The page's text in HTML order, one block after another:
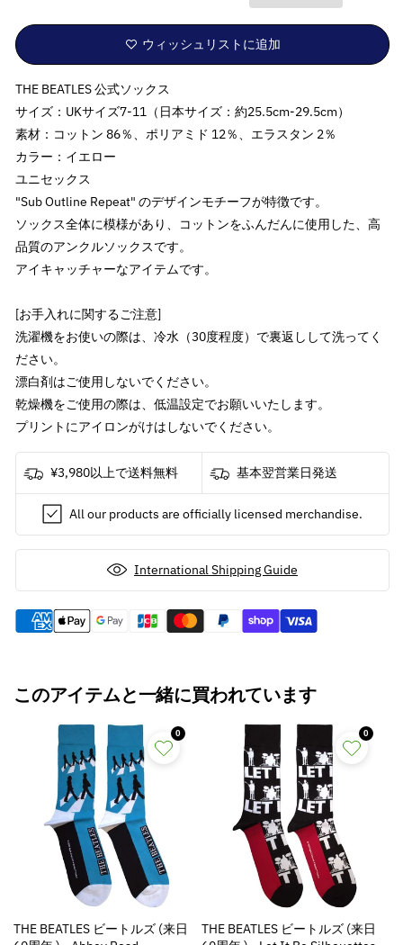
ル
(来
日
60
周
年
)
Sub
Outline
Repeat
/
ッ
ク
ス
/
メ
ン
ズ
の
数
量
を
す
ル
(来
日
60
周
年
Sub
Outline
Repeat
/
ッ
ク
メ
ン
ズ
の
数
を
や
す
ウィッシュリストに追加
THE BEATLES 公式ソックス
サイズ：UKサイズ7-11（日本サイズ：約25.5cm-29.5cm）
素材：コットン 86％、ポリアミド 12％、エラスタン 2％
カラー：イエロー
ユニセックス
"Sub Outline Repeat" のデザインモチーフが特徴です。
ソックス全体に模様があり、コットンをふんだんに使用した、高
品質のアンクルソックスです。
アイキャッチャーなアイテムです。
[お手入れに関するご注意]
洗濯機をお使いの際は、冷水（30度程度）で裏返しして洗ってく
ださい。
漂白剤はご使用しないでください。
乾燥機をご使用の際は、低温設定でお願いいたします。
プリントにアイロンがけはしないでください。
¥3,980以上で送料無料 基本翌営業日発送
All our products are officially licensed merchandise.
International Shipping Guide
このアイテムと一緒に買われています
THE BEATLES ビートルズ (来日
0
THE BEATLES ビートルズ (来日
0